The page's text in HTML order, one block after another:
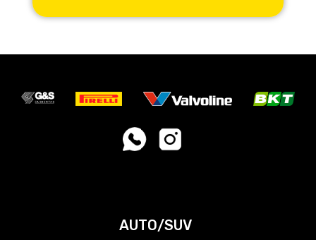
AUTO/SUV